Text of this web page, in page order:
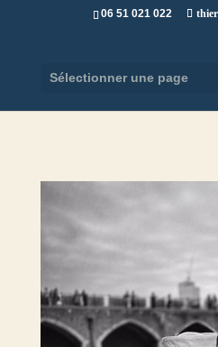
06 51 021 022
Sélectionner une page